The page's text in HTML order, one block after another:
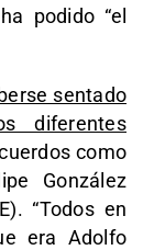
podido “el
sentado
diferentes
como
González
“Todos en
era Adolfo